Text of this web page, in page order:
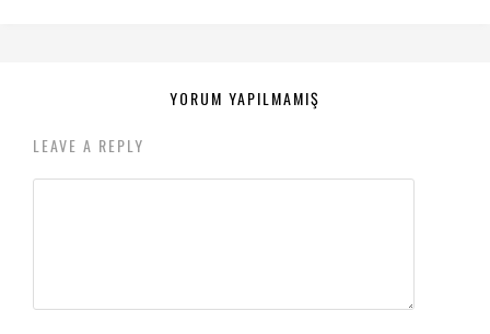
YORUM YAPILMAMIŞ
LEAVE A REPLY